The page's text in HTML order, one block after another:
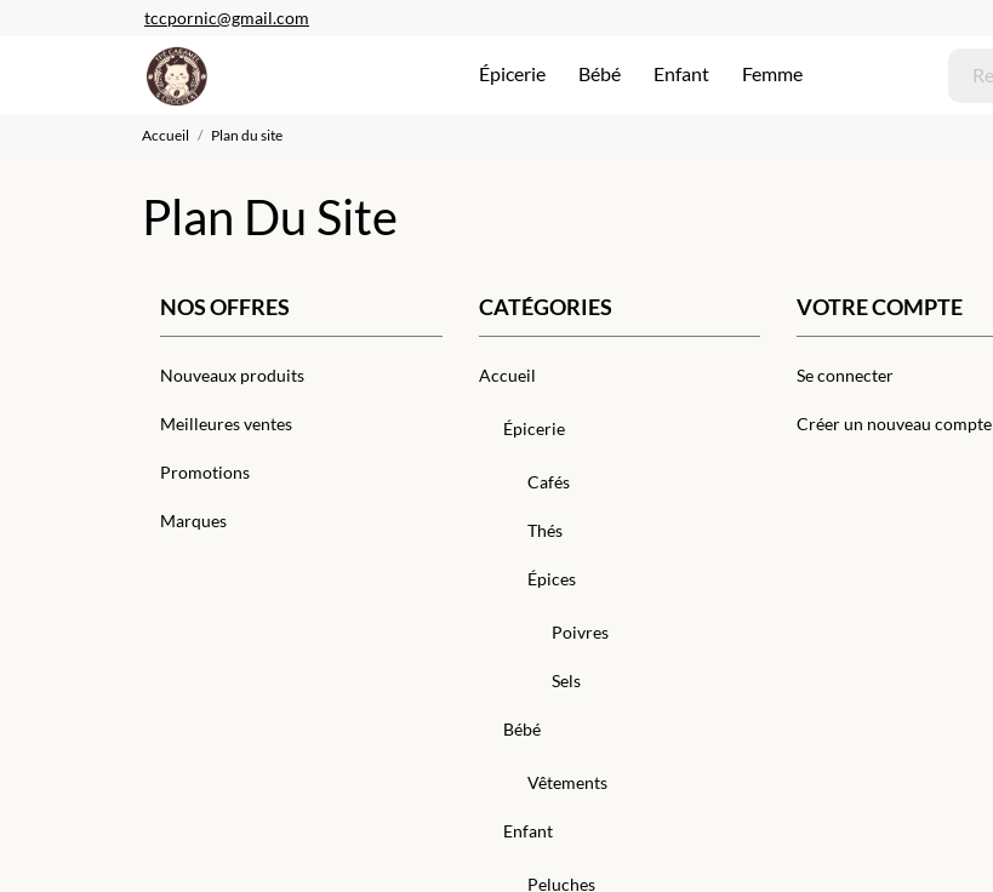
tccpornic@gmail.com
Épicerie Bébé Enfant Femme
Accueil Plan du site
Plan Du Site
NOS OFFRES
Nouveaux produits
Meilleures ventes
Promotions
Marques
CATÉGORIES
Accueil
Épicerie
Cafés
Thés
Épices
Poivres
Sels
Bébé
Vêtements
Enfant
Peluches
VOTRE COMPTE
Se connecter
Créer un nouveau compte